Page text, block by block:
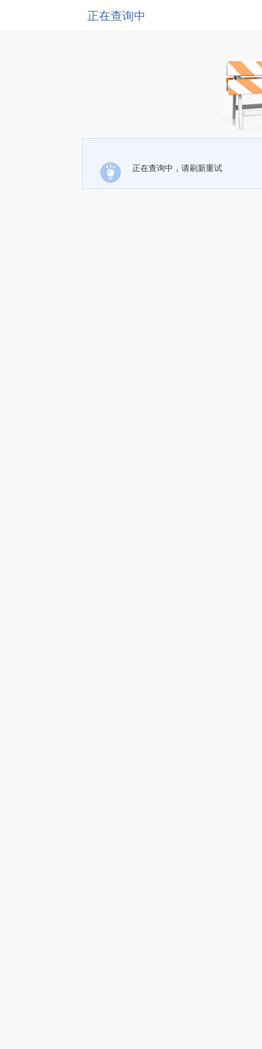
正在查询中
正在查询中，请刷新重试